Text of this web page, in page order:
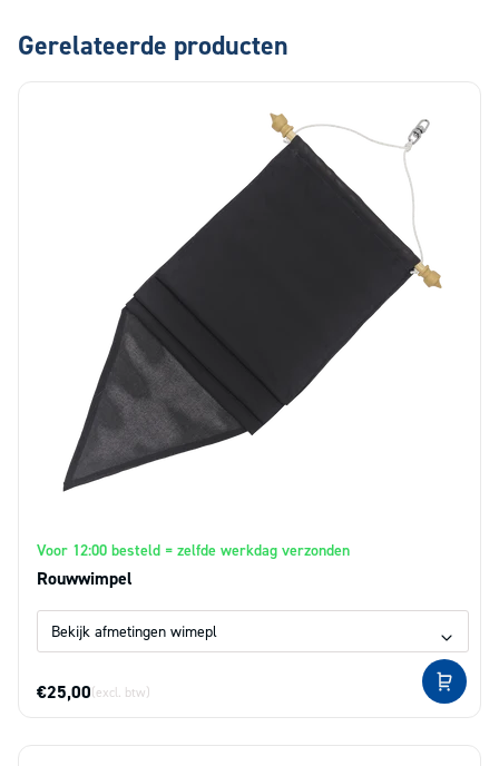
Gerelateerde producten
Voor 12:00 besteld = zelfde werkdag verzonden
Rouwwimpel
€25,00(excl. btw)